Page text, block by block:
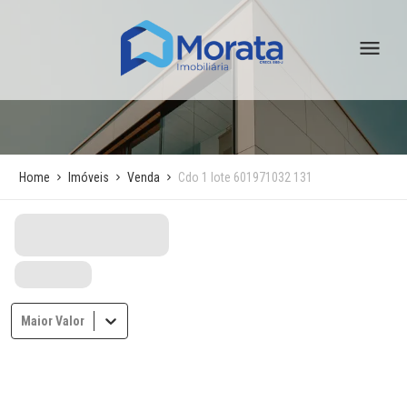
Home Imóveis Venda Cdo 1 lote 601971032 131
Maior Valor